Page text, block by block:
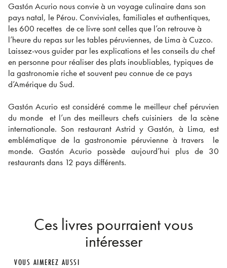
Gastón Acurio nous convie à un voyage culinaire dans son
pays natal, le Pérou. Conviviales, familiales et authentiques,
les 600 recettes de ce livre sont celles que l’on retrouve à
l’heure du repas sur les tables péruviennes, de Lima à Cuzco.
Laissez-vous guider par les explications et les conseils du chef
en personne pour réaliser des plats inoubliables, typiques de
la gastronomie riche et souvent peu connue de ce pays
d’Amérique du Sud.
Gastón Acurio est considéré comme le meilleur chef péruvien
du monde et l’un des meilleurs chefs cuisiniers de la scène
internationale. Son restaurant Astrid y Gastón, à Lima, est
emblématique de la gastronomie péruvienne à travers le
monde. Gastón Acurio possède aujourd’hui plus de 30
restaurants dans 12 pays différents.
Ces livres pourraient vous
intéresser
VOUS AIMEREZ AUSSI